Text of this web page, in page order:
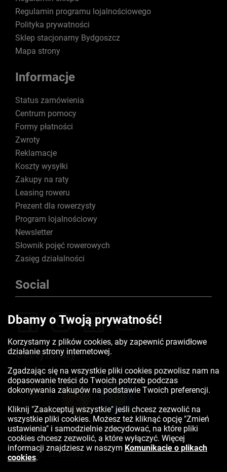
Regulamin programu lojalnościowego
Polityka prywatności
Sklep stacjonarny Bydgoszcz
Mapa strony
Informacje
Status zamówienia
Centrum pomocy
Formy płatności
Zwroty
Reklamacje
Koszty wysyłki
Zakupy na raty
Leasing roweru
Prezent dla rowerzysty
Program lojalnościowy
Newsletter
Słownik pojęć rowerowych
Zasięg działalności
Social
Certyfikaty
Kontakt:523350041
Dbamy o Twoją prywatność!
Korzystamy z plików cookies, aby zapewnić prawidłowe
działanie strony internetowej.
Zgadzając się na wszystkie pliki cookies pozwolisz nam na
dopasowanie treści do Twoich potrzeb podczas
dokonywania zakupów na podstawie Twoich preferencji.
Kliknij "Zaakceptuj wszystkie" jeśli chcesz zezwolić na
wszystkie pliki cookies. Możesz też kliknąć opcję "Zmień
ustawienia" i samodzielnie zdecydować, na które pliki
cookies chcesz zezwolić, a które wyłączyć. Więcej
informacji znajdziesz w naszym Komunikacie o plikach
cookies.